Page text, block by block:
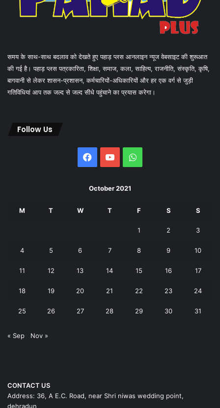
समय के साथ-साथ बदलाव को देखते हुए पहाड़ प्लस आनलाइन न्यूज वेबसाइट की शुरूआत
की गई है। पहाड़ प्लस पत्रकारिता, शिक्षा, समाज, कला, साहित्य, राजनीति, संस्कृति, कृषि,
बागवानी से लेकर शासन-प्रशासन, कर्मचारियों-अधिकारियों और हर एक वर्ग से जुड़ी
गतिविधियां आप तक जल्द से जल्द सीधे पहुंचाने का प्रयास करेगा।
Follow Us
FacebookYouTubeWhatsApp
October 2021
M T W T F S S
1 2 3
4 5 6 7 8 9 10
11 12 13 14 15 16 17
18 19 20 21 22 23 24
25 26 27 28 29 30 31
« Sep Nov »
CONTACT US
Address: 36, A E.C. Road, near Shri niwas wedding point,
dehradun